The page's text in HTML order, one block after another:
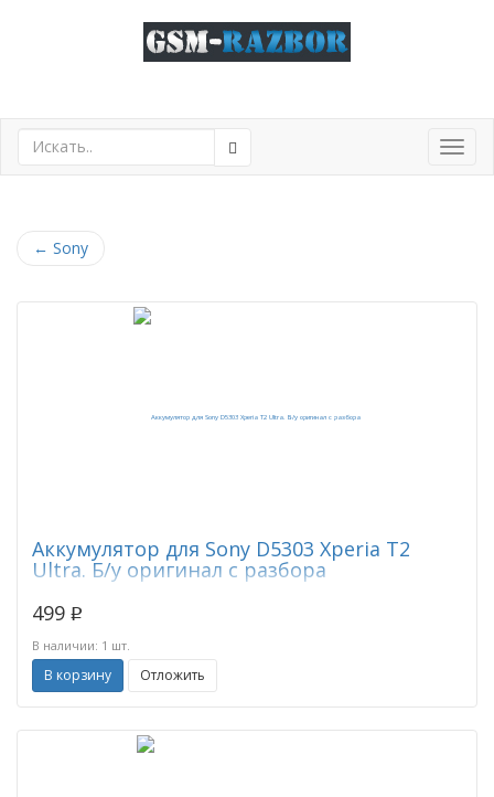
← Sony
Аккумулятор для Sony D5303 Xperia T2
Ultra. Б/у оригинал с разбора
499 p
В наличии: 1 шт.
В корзину Отложить